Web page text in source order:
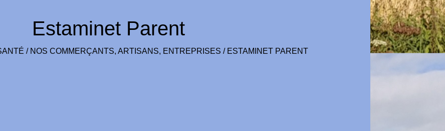
Estaminet Parent
/ NOS COMMERÇANTS, ARTISANS, ENTREPRISES / ESTAMINET PARENT